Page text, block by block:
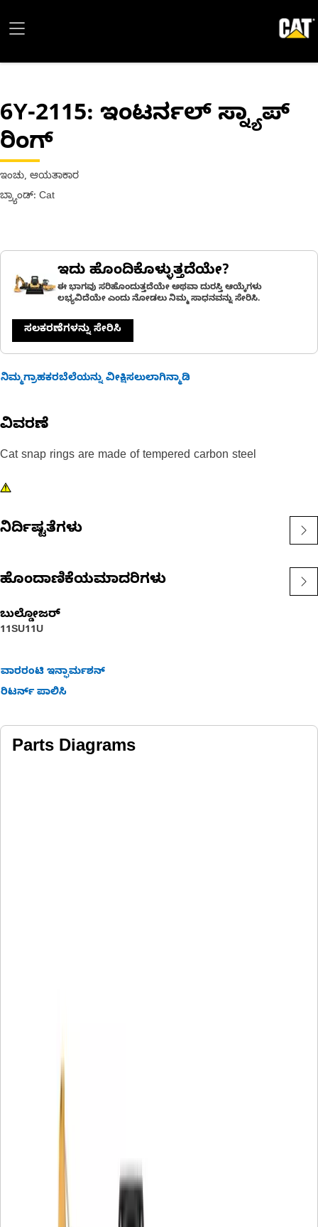
6Y-2115: ಇಂಟರ್ನಲ್ ಸ್ನ್ಯಾಪ್
ರಿಂಗ್
ಇಂಚು, ಆಯತಾಕಾರ
ಬ್ರ್ಯಾಂಡ್: Cat
ಇದು ಹೊಂದಿಕೊಳ್ಳುತ್ತದೆಯೇ?
ಈ ಭಾಗವು ಸರಿಹೊಂದುತ್ತದೆಯೇ ಅಥವಾ ದುರಸ್ತಿ ಆಯ್ಕೆಗಳು
ಲಭ್ಯವಿದೆಯೇ ಎಂದು ನೋಡಲು ನಿಮ್ಮ ಸಾಧನವನ್ನು ಸೇರಿಸಿ.
ಸಲಕರಣೆಗಳನ್ನು ಸೇರಿಸಿ
ನಿಮ್ಮಗ್ರಾಹಕರಬೆಲೆಯನ್ನು ವೀಕ್ಷಿಸಲುಲಾಗಿನ್ಮಾಡಿ
ವಿವರಣೆ
Cat snap rings are made of tempered carbon steel
ನಿರ್ದಿಷ್ಟತೆಗಳು
ಹೊಂದಾಣಿಕೆಯಮಾದರಿಗಳು
ಬುಲ್ಡೋಜರ್
11SU11U
ವಾರರಂಟಿ ಇನ್ಫಾರ್ಮಶನ್
ರಿಟರ್ನ್ ಪಾಲಿಸಿ
Parts Diagrams